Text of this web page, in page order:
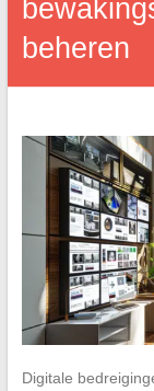
beheren
Digitale